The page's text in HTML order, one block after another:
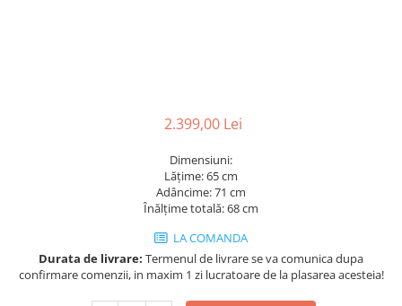
Accesorii pentru servire
2.399,00 Lei
Dimensiuni:
Lățime: 65 cm
Adâncime: 71 cm
Înălțime totală: 68 cm
LA COMANDA
Durata de livrare: Termenul de livrare se va comunica dupa
confirmare comenzii, in maxim 1 zi lucratoare de la plasarea acesteia!